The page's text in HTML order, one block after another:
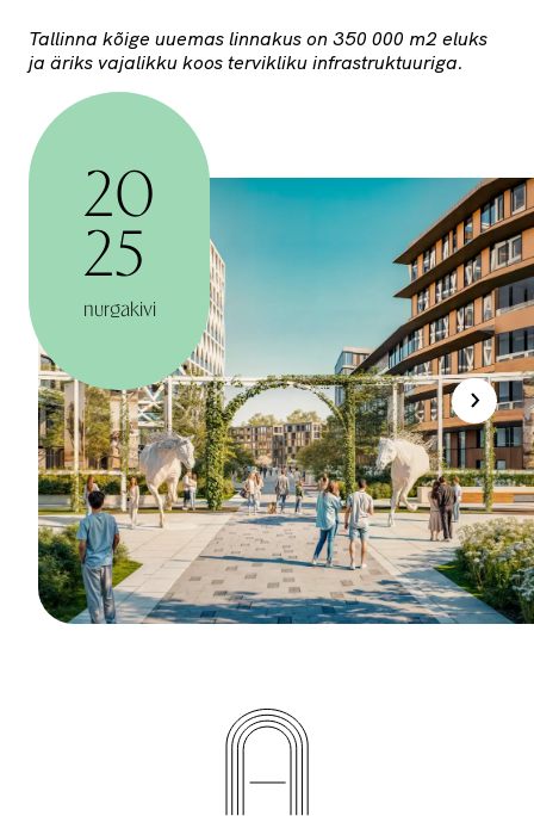
Tallinna kõige uuemas linnakus on 350 000 m2 eluks
ja äriks vajalikku koos tervikliku infrastruktuuriga.
20
25
nurgakivi